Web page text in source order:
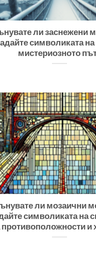
ли заснежени
символиката
мистериозното
ли мозаични
символиката на
противоположности и